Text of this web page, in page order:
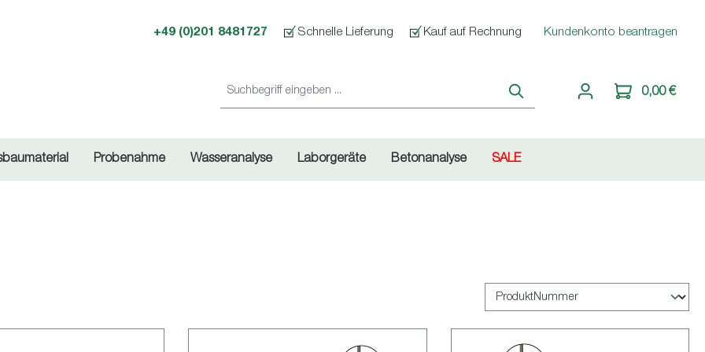
+49 (0)201 8481727 Schnelle Lieferung Kauf auf Rechnung Kundenkonto beantragen
0,00 €
Probenahme Wasseranalyse Laborgeräte Betonanalyse SALE